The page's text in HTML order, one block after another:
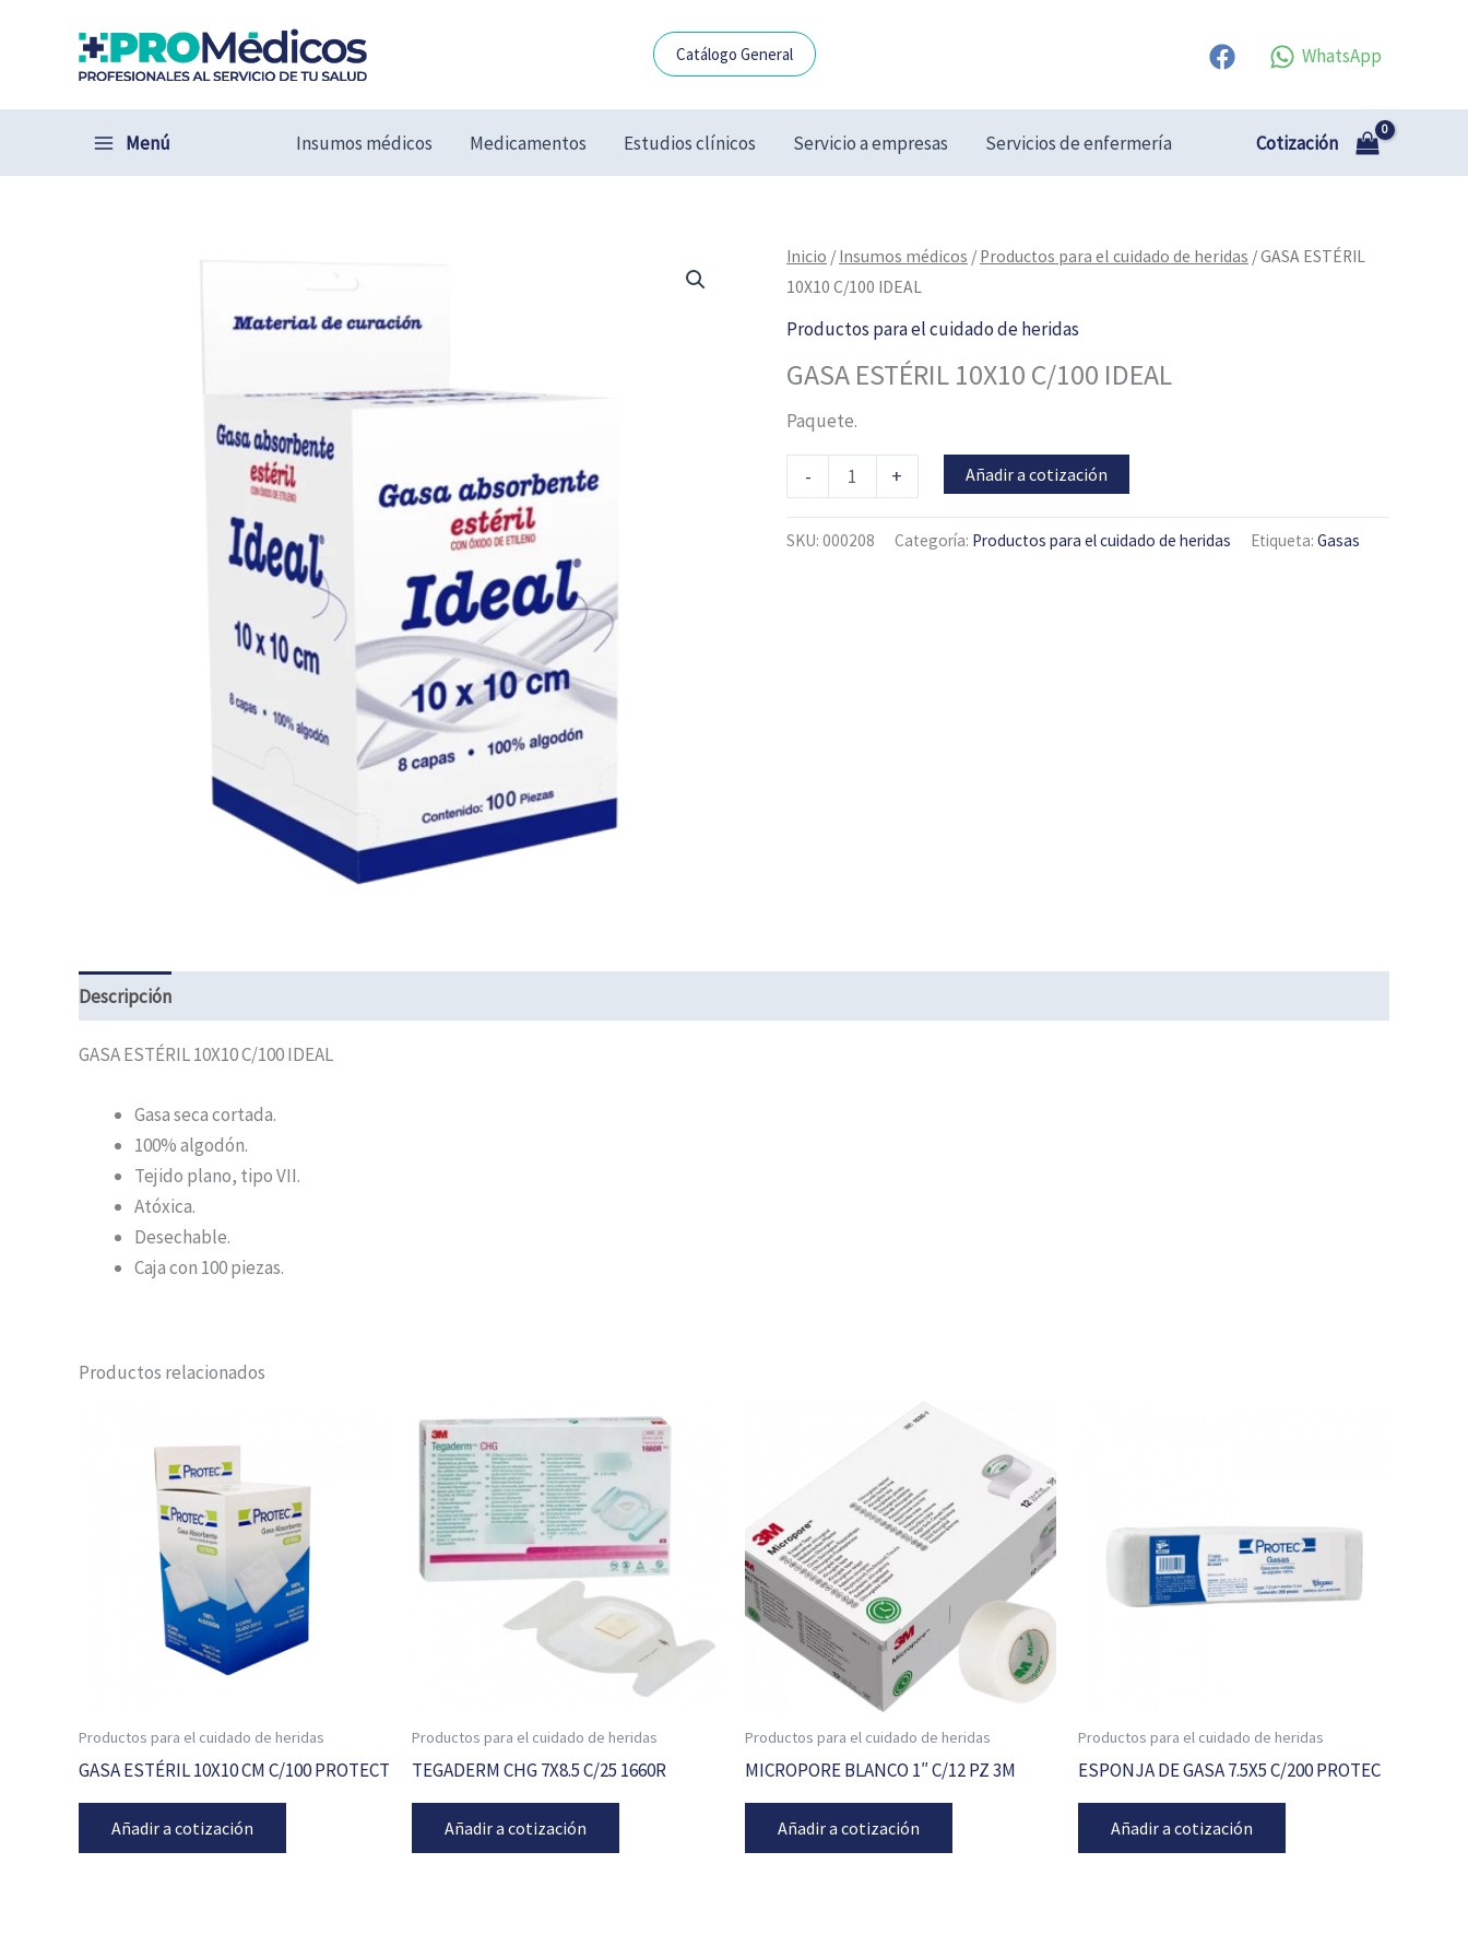
contenido
Catálogo General WhatsApp
Menú Insumos médicos Medicamentos Estudios clínicos Servicio a empresas Servicios de enfermería Cotización
Inicio / Insumos médicos / Productos para el cuidado de heridas / GASA ESTÉRIL
10X10 C/100 IDEAL
Productos para el cuidado de heridas
GASA ESTÉRIL 10X10 C/100 IDEAL
Paquete.
-
GASA
ESTÉRIL
10X10
IDEAL
cantidad
+ Añadir a cotización
SKU: 000208 Categoría: Productos para el cuidado de heridas Etiqueta: Gasas
Descripción
GASA ESTÉRIL 10X10 C/100 IDEAL
Gasa seca cortada.
100% algodón.
Tejido plano, tipo VII.
Atóxica.
Desechable.
Caja con 100 piezas.
Productos relacionados
Productos para el cuidado de heridas
GASA ESTÉRIL 10X10 CM C/100 PROTECT
Añadir a cotización
Productos para el cuidado de heridas
TEGADERM CHG 7X8.5 C/25 1660R
Añadir a cotización
Productos para el cuidado de heridas
MICROPORE BLANCO 1″ C/12 PZ 3M
Añadir a cotización
Productos para el cuidado de heridas
ESPONJA DE GASA 7.5X5 C/200 PROTEC
Añadir a cotización